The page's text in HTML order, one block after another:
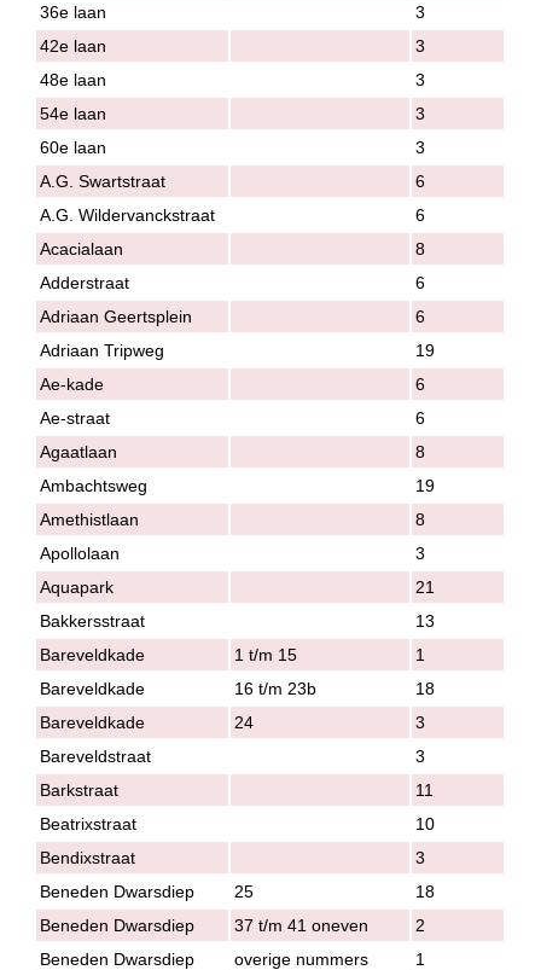
36e laan
3
42e laan
3
48e laan
3
54e laan
3
60e laan
3
A.G. Swartstraat
6
A.G. Wildervanckstraat
6
Acacialaan
8
Adderstraat
6
Adriaan Geertsplein
6
Adriaan Tripweg
19
Ae-kade
6
Ae-straat
6
Agaatlaan
8
Ambachtsweg
19
Amethistlaan
8
Apollolaan
3
Aquapark
21
Bakkersstraat
13
Bareveldkade
1 t/m 15
1
Bareveldkade
16 t/m 23b
18
Bareveldkade
24
3
Bareveldstraat
3
Barkstraat
11
Beatrixstraat
10
Bendixstraat
3
Beneden Dwarsdiep
25
18
Beneden Dwarsdiep
37 t/m 41 oneven
2
Beneden Dwarsdiep
overige nummers
1